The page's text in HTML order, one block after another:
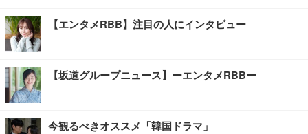
【エンタメRBB】注目の人にインタビュー
【坂道グループニュース】ーエンタメRBBー
今観るべきオススメ「韓国ドラマ」